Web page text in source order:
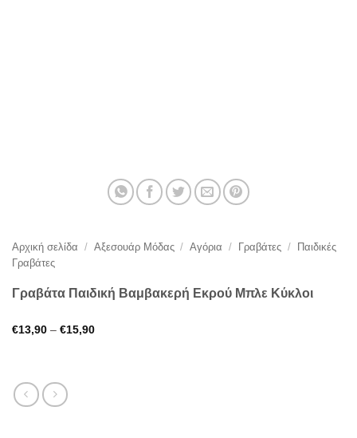
Αρχική σελίδα / Αξεσουάρ Μόδας / Αγόρια / Γραβάτες /
Παιδικές
Γραβάτες
Γραβάτα Παιδική Βαμβακερή Εκρού Μπλε Κύκλοι
€13,90 – €15,90Price